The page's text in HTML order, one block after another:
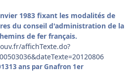
1983 fixant les modalités de
du conseil d'administration de la
de fer français.
affichTexte.do?
13 ans par Gnafron 1er